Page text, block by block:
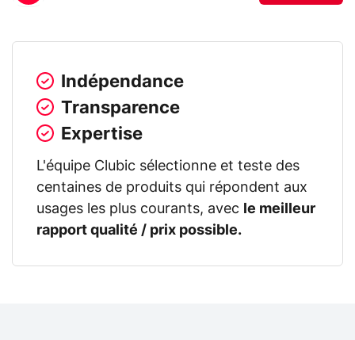
Indépendance
Transparence
Expertise
L'équipe Clubic sélectionne et teste des
centaines de produits qui répondent aux
usages les plus courants, avec
le meilleur
rapport qualité / prix possible.